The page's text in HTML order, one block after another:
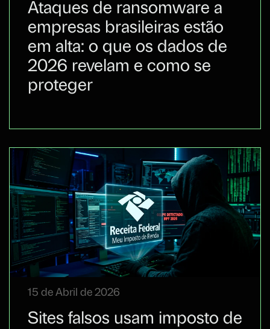
Ataques de ransomware a
empresas brasileiras estão
em alta: o que os dados de
2026 revelam e como se
proteger
15 de Abril de 2026
Sites falsos usam imposto de